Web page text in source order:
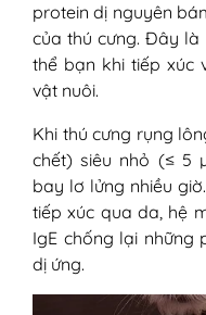
protein dị nguyên
của thú cưng. Đây
thể bạn khi tiếp xúc
vật nuôi.
Khi thú cưng rụng
chết) siêu nhỏ (≤ 5
bay lơ lửng nhiều
tiếp xúc qua da, hệ
IgE chống lại những
dị ứng.